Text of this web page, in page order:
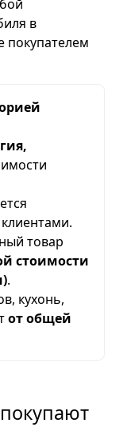
в
покупателем
товар
стоимости
.
кухонь,
от общей